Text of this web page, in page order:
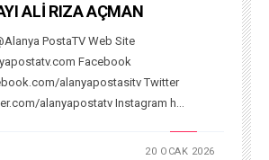
ALİ RIZA AÇMAN
PostaTV Web Site
Facebook
alanyapostasitv Twitter
alanyapostatv Instagram h...
20 OCAK 2026